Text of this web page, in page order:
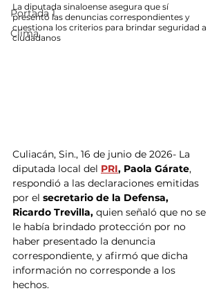
Portada 1
Clima
La diputada sinaloense asegura que sí
presentó las denuncias correspondientes y
cuestiona los criterios para brindar seguridad a
ciudadanos
Culiacán, Sin., 16 de junio de 2026- La
diputada local del PRI, Paola Gárate,
respondió a las declaraciones emitidas
por el secretario de la Defensa,
Ricardo Trevilla, quien señaló que no se
le había brindado protección por no
haber presentado la denuncia
correspondiente, y afirmó que dicha
información no corresponde a los
hechos.